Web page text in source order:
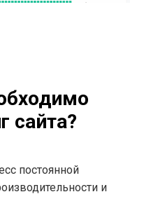
сайта?
постоянной
и